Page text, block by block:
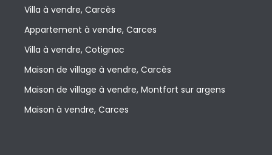
Villa à vendre, Carcès
Appartement à vendre, Carces
Villa à vendre, Cotignac
Maison de village à vendre, Carcès
Maison de village à vendre, Montfort sur argens
Maison à vendre, Carces